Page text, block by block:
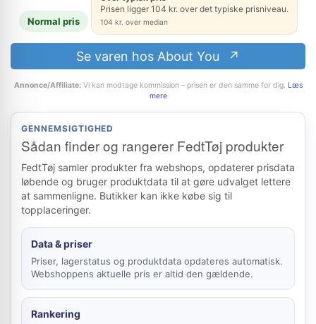
Normal pris
Prisen ligger 104 kr. over det typiske prisniveau.
104 kr. over median
Se varen hos About You
Annonce/Affiliate:Vi kan modtage kommission – prisen er den samme for dig. Læs
mere
GENNEMSIGTIGHED
Sådan finder og rangerer FedtTøj produkter
FedtTøj samler produkter fra webshops, opdaterer prisdata
løbende og bruger produktdata til at gøre udvalget lettere
at sammenligne. Butikker kan ikke købe sig til
topplaceringer.
Data & priser
Priser, lagerstatus og produktdata opdateres automatisk.
Webshoppens aktuelle pris er altid den gældende.
Rankering